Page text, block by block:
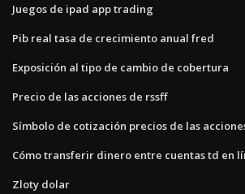
Juegos de ipad app trading
Pib real tasa de crecimiento anual fred
Exposición al tipo de cambio de cobertura
Precio de las acciones de rssff
Símbolo de cotización precios de las
Cómo transferir dinero entre cuentas td en
Zloty dolar